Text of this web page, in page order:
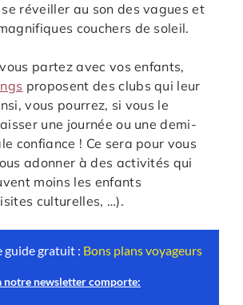
réveiller au son des vagues et
couchers de soleil.
partez avec vos enfants,
proposent des clubs qui leur
vous pourrez, si vous le
une journée ou une demi-
confiance ! Ce sera pour vous
adonner à des activités qui
moins les enfants
culturelles, …).